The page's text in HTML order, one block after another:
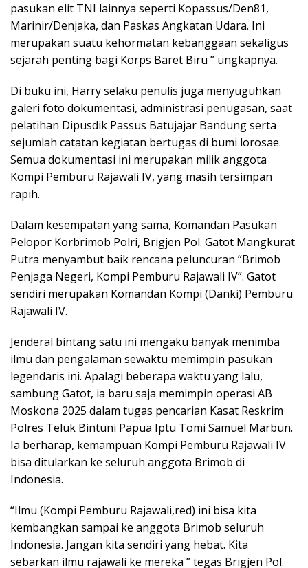
pasukan elit TNI lainnya seperti Kopassus/Den81,
Marinir/Denjaka, dan Paskas Angkatan Udara. Ini
merupakan suatu kehormatan kebanggaan sekaligus
sejarah penting bagi Korps Baret Biru ” ungkapnya.
Di buku ini, Harry selaku penulis juga menyuguhkan
galeri foto dokumentasi, administrasi penugasan, saat
pelatihan Dipusdik Passus Batujajar Bandung serta
sejumlah catatan kegiatan bertugas di bumi lorosae.
Semua dokumentasi ini merupakan milik anggota
Kompi Pemburu Rajawali IV, yang masih tersimpan
rapih.
Dalam kesempatan yang sama, Komandan Pasukan
Pelopor Korbrimob Polri, Brigjen Pol. Gatot Mangkurat
Putra menyambut baik rencana peluncuran “Brimob
Penjaga Negeri, Kompi Pemburu Rajawali IV”. Gatot
sendiri merupakan Komandan Kompi (Danki) Pemburu
Rajawali IV.
Jenderal bintang satu ini mengaku banyak menimba
ilmu dan pengalaman sewaktu memimpin pasukan
legendaris ini. Apalagi beberapa waktu yang lalu,
sambung Gatot, ia baru saja memimpin operasi AB
Moskona 2025 dalam tugas pencarian Kasat Reskrim
Polres Teluk Bintuni Papua Iptu Tomi Samuel Marbun.
Ia berharap, kemampuan Kompi Pemburu Rajawali IV
bisa ditularkan ke seluruh anggota Brimob di
Indonesia.
“Ilmu (Kompi Pemburu Rajawali,red) ini bisa kita
kembangkan sampai ke anggota Brimob seluruh
Indonesia. Jangan kita sendiri yang hebat. Kita
sebarkan ilmu rajawali ke mereka ” tegas Brigjen Pol.